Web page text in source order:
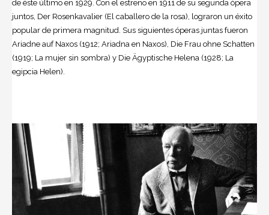
de éste último en 1929. Con el estreno en 1911 de su segunda ópera
juntos, Der Rosenkavalier (El caballero de la rosa), lograron un éxito
popular de primera magnitud. Sus siguientes óperas juntas fueron
Ariadne auf Naxos (1912; Ariadna en Naxos), Die Frau ohne Schatten
(1919; La mujer sin sombra) y Die Ägyptische Helena (1928; La
egipcia Helen).